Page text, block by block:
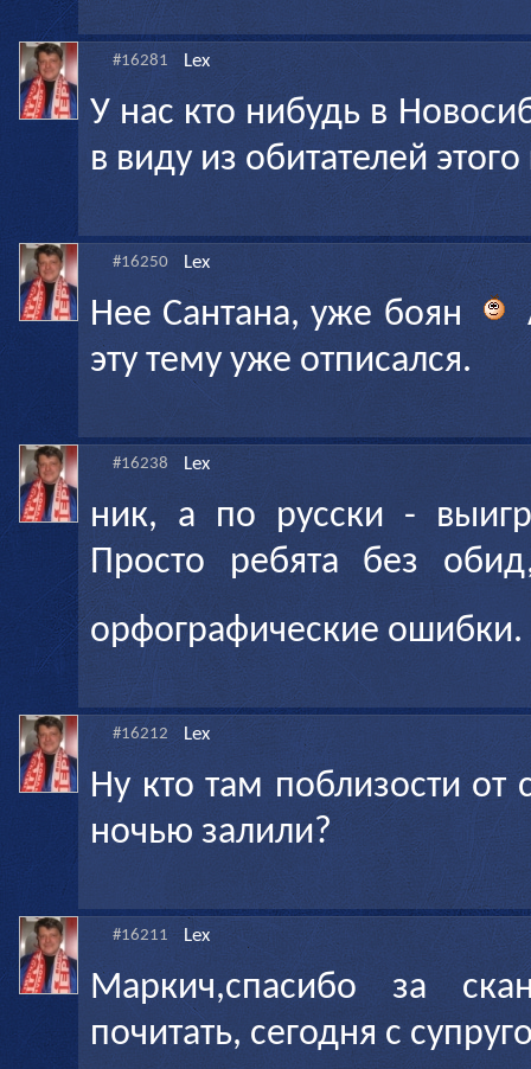
#16281 Lex
У нас кто нибудь в
в виду из обитателей этого
#16250 Lex
Нее Сантана, уже боян
эту тему уже отписался.
#16238 Lex
ник, а по русски -
Просто ребята без
орфографические ошибки.
#16212 Lex
Ну кто там поблизости от
ночью залили?
#16211 Lex
Маркич,спасибо за
почитать, сегодня с